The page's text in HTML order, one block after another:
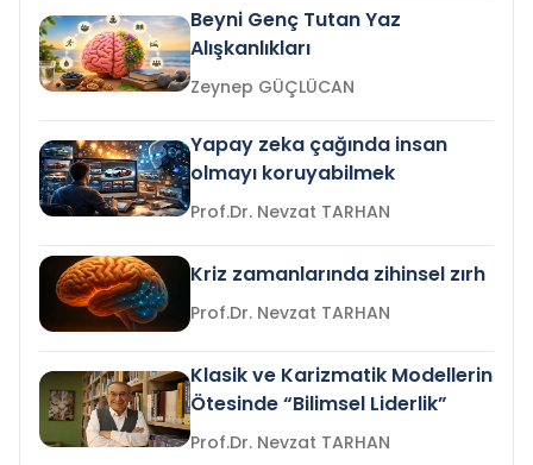
Beyni Genç Tutan Yaz
Alışkanlıkları
Zeynep GÜÇLÜCAN
Yapay zeka çağında insan
olmayı koruyabilmek
Prof.Dr. Nevzat TARHAN
Kriz zamanlarında zihinsel zırh
Prof.Dr. Nevzat TARHAN
Klasik ve Karizmatik Modellerin
Ötesinde “Bilimsel Liderlik”
Prof.Dr. Nevzat TARHAN